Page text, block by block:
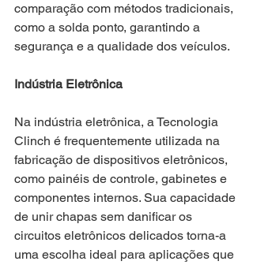
comparação com métodos tradicionais,
como a solda ponto, garantindo a
segurança e a qualidade dos veículos.
Indústria Eletrônica
Na indústria eletrônica, a Tecnologia
Clinch é frequentemente utilizada na
fabricação de dispositivos eletrônicos,
como painéis de controle, gabinetes e
componentes internos. Sua capacidade
de unir chapas sem danificar os
circuitos eletrônicos delicados torna-a
uma escolha ideal para aplicações que